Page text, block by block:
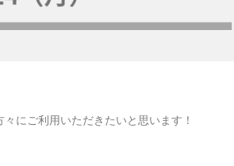
にご利用いただきたいと思います！